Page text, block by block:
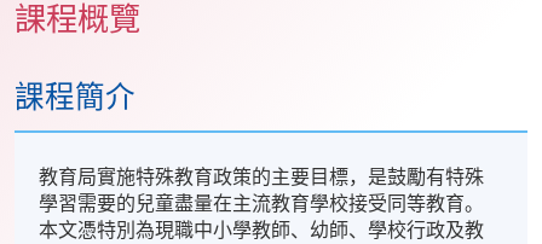
課程概覽
課程簡介
教育局實施特殊教育政策的主要目標，是鼓勵有特殊
學習需要的兒童盡量在主流教育學校接受同等教育。
本文憑特別為現職中小學教師、幼師、學校行政及教